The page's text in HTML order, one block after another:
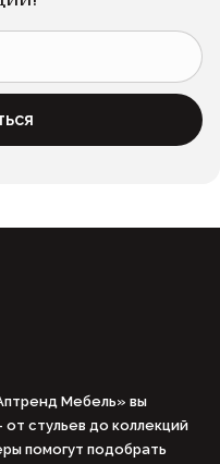
Мебель» вы
стульев до коллекций
помогут подобрать